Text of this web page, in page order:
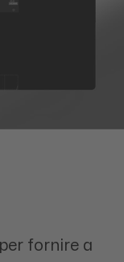
fornire a